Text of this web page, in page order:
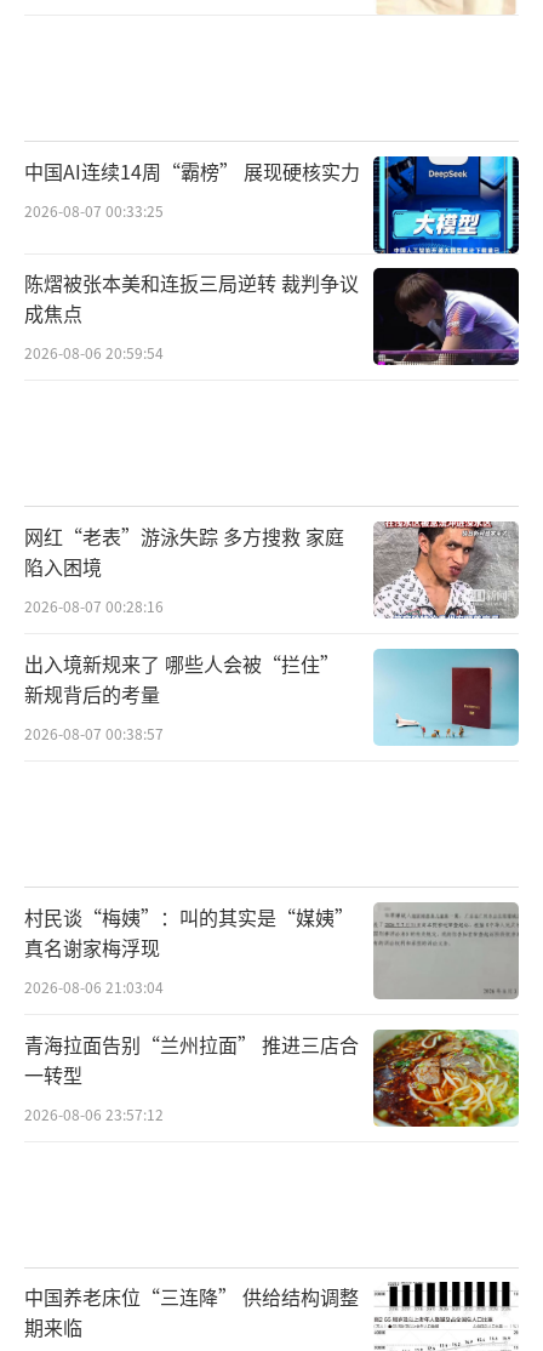
格违规违法举债问题监督问责，着力构建防范
发展中逐步化解地方政府债务风险。惠誉下调
评级展望财政部回应。（责任编辑：卢其龙 CN070）
中国AI连续14周“霸榜” 展现硬核实力
2026-08-07 00:33:25
陈熠被张本美和连扳三局逆转 裁判争议
成焦点
2026-08-06 20:59:54
网红“老表”游泳失踪 多方搜救 家庭
陷入困境
2026-08-07 00:28:16
出入境新规来了 哪些人会被“拦住”
新规背后的考量
2026-08-07 00:38:57
村民谈“梅姨”：叫的其实是“媒姨”
真名谢家梅浮现
2026-08-06 21:03:04
青海拉面告别“兰州拉面” 推进三店合
一转型
2026-08-06 23:57:12
中国养老床位“三连降” 供给结构调整
期来临